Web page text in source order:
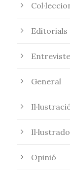
Editorials
General
Opinió